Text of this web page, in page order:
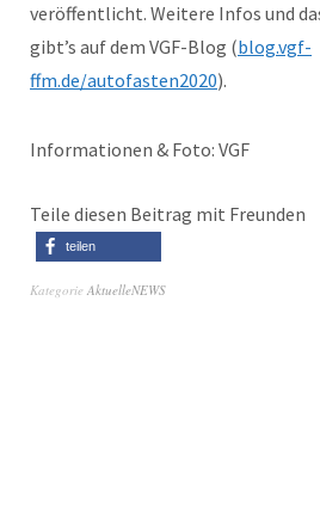
veröffentlicht. Weitere Infos und
gibt’s auf dem VGF-Blog (blog.vgf-
ffm.de/autofasten2020).
Informationen & Foto: VGF
Teile diesen Beitrag mit Freunden
teilen
Kategorie AktuelleNEWS